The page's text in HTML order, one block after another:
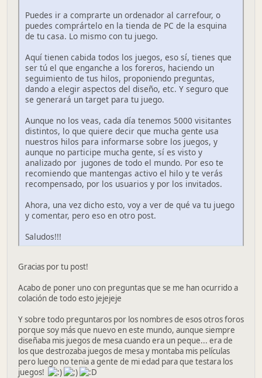
Puedes ir a comprarte un ordenador al carrefour, o
puedes comprártelo en la tienda de PC de la esquina
de tu casa. Lo mismo con tu juego.
Aquí tienen cabida todos los juegos, eso sí, tienes que
ser tú el que enganche a los foreros, haciendo un
seguimiento de tus hilos, proponiendo preguntas,
dando a elegir aspectos del diseño, etc. Y seguro que
se generará un target para tu juego.
Aunque no los veas, cada día tenemos 5000 visitantes
distintos, lo que quiere decir que mucha gente usa
nuestros hilos para informarse sobre los juegos, y
aunque no participe mucha gente, sí es visto y
analizado por jugones de todo el mundo. Por eso te
recomiendo que mantengas activo el hilo y te verás
recompensado, por los usuarios y por los invitados.
Ahora, una vez dicho esto, voy a ver de qué va tu juego
y comentar, pero eso en otro post.
Saludos!!!
Gracias por tu post!
Acabo de poner uno con preguntas que se me han ocurrido a
colación de todo esto jejejeje
Y sobre todo preguntaros por los nombres de esos otros foros
porque soy más que nuevo en este mundo, aunque siempre
diseñaba mis juegos de mesa cuando era un peque... era de
los que destrozaba juegos de mesa y montaba mis películas
pero luego no tenia a gente de mi edad para que testara los
juegos!